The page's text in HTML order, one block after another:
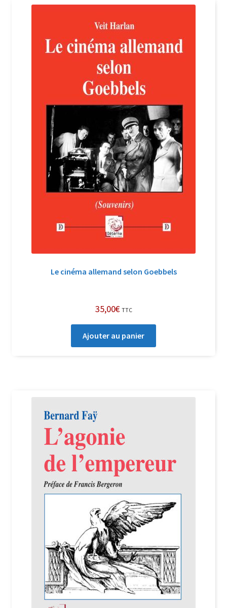
Le cinéma allemand selon Goebbels
35,00€ TTC
Ajouter au panier